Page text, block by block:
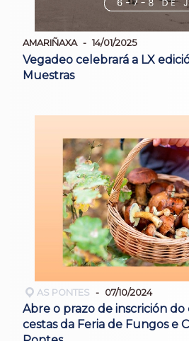
AMARIÑAXA 14/01/2025
Vegadeo celebrará a LX
Muestras
AS PONTES 07/10/2024
Abre o prazo de inscrición
cestas da Feria de Fungos e